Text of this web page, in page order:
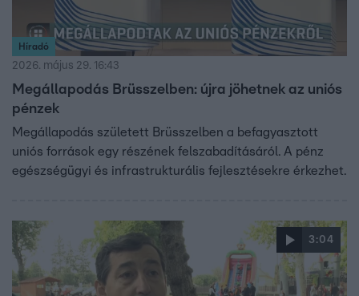
Híradó
2026. május 29. 16:43
Megállapodás Brüsszelben: újra jöhetnek az uniós
pénzek
Megállapodás született Brüsszelben a befagyasztott
uniós források egy részének felszabadításáról. A pénz
egészségügyi és infrastrukturális fejlesztésekre érkezhet.
3:04